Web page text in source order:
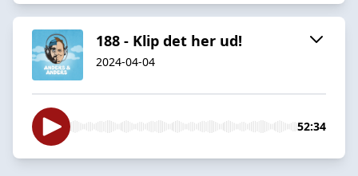
188 - Klip det her ud!
2024-04-04
52:34